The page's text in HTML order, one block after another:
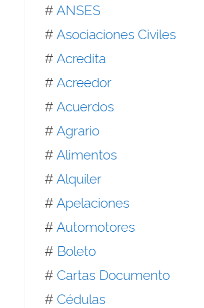
# ANSES
# Asociaciones Civiles
# Acredita
# Acreedor
# Acuerdos
# Agrario
# Alimentos
# Alquiler
# Apelaciones
# Automotores
# Boleto
#Cartas Documento
#Cédulas